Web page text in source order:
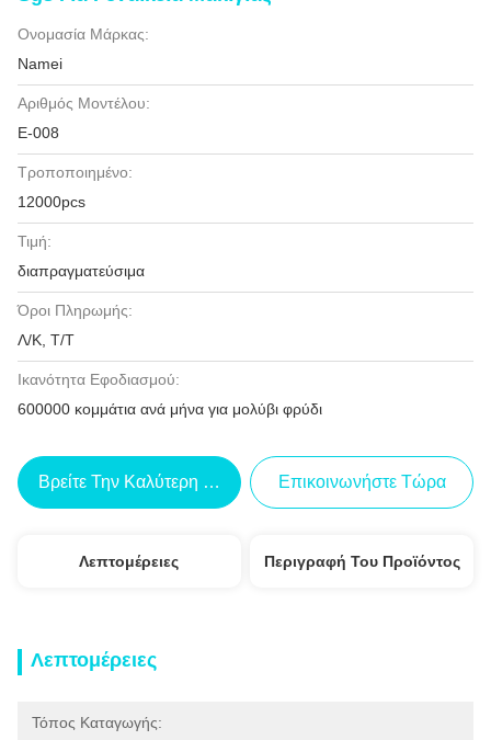
Ονομασία Μάρκας:
Namei
Αριθμός Μοντέλου:
Ε-008
Τροποποιημένο:
12000pcs
Τιμή:
διαπραγματεύσιμα
Όροι Πληρωμής:
Λ/Κ, Τ/Τ
Ικανότητα Εφοδιασμού:
600000 κομμάτια ανά μήνα για μολύβι φρύδι
Βρείτε Την Καλύτερη Τιμή Επικοινωνήστε Τώρα
Λεπτομέρειες Περιγραφή Του Προϊόντος
Λεπτομέρειες
Τόπος Καταγωγής: